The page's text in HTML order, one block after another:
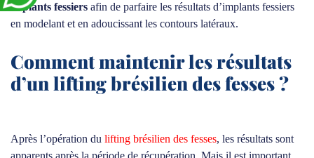
implants fessiers afin de parfaire les résultats d’implants fessiers
en modelant et en adoucissant les contours latéraux.
Comment maintenir les résultats
d’un lifting brésilien des fesses ?
Après l’opération du lifting brésilien des fesses, les résultats sont